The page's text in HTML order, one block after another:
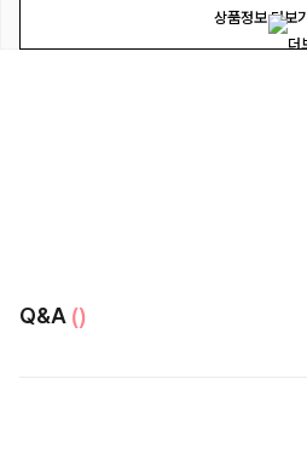
상품정보 더보기
Q&A ()